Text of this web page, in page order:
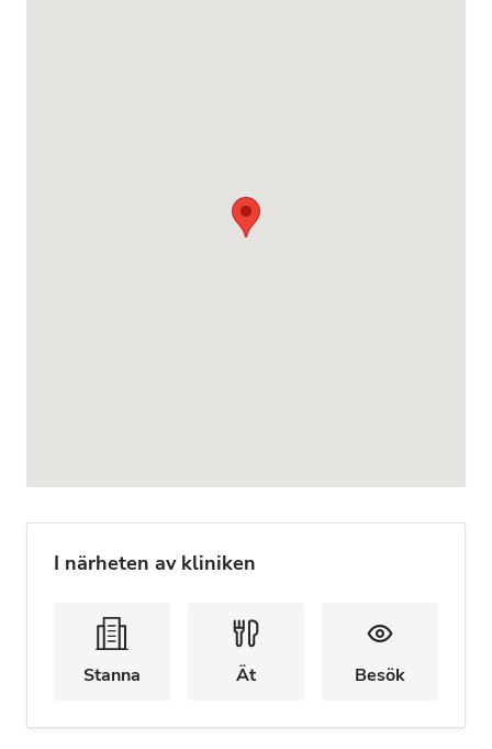
I närheten av kliniken
Stanna Ät Besök